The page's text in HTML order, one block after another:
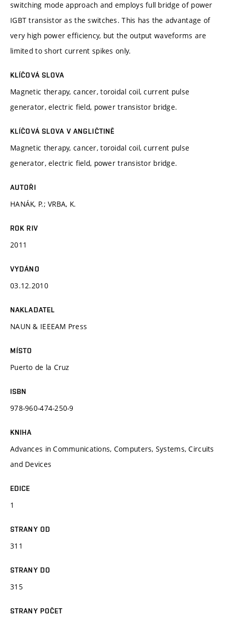
switching mode approach and employs full bridge of power
IGBT transistor as the switches. This has the advantage of
very high power efficiency, but the output waveforms are
limited to short current spikes only.
KLÍČOVÁ SLOVA
Magnetic therapy, cancer, toroidal coil, current pulse
generator, electric field, power transistor bridge.
KLÍČOVÁ SLOVA V ANGLIČTINĚ
Magnetic therapy, cancer, toroidal coil, current pulse
generator, electric field, power transistor bridge.
AUTOŘI
HANÁK, P.; VRBA, K.
ROK RIV
2011
VYDÁNO
03.12.2010
NAKLADATEL
NAUN & IEEEAM Press
MÍSTO
Puerto de la Cruz
ISBN
978-960-474-250-9
KNIHA
Advances in Communications, Computers, Systems, Circuits
and Devices
EDICE
1
STRANY OD
311
STRANY DO
315
STRANY POČET